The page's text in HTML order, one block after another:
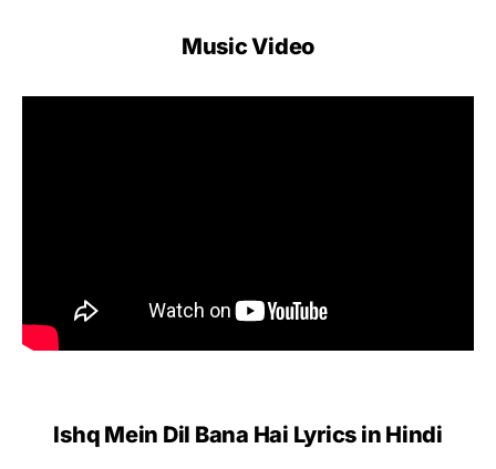
Music Video
Ishq Mein Dil Bana Hai Lyrics in Hindi